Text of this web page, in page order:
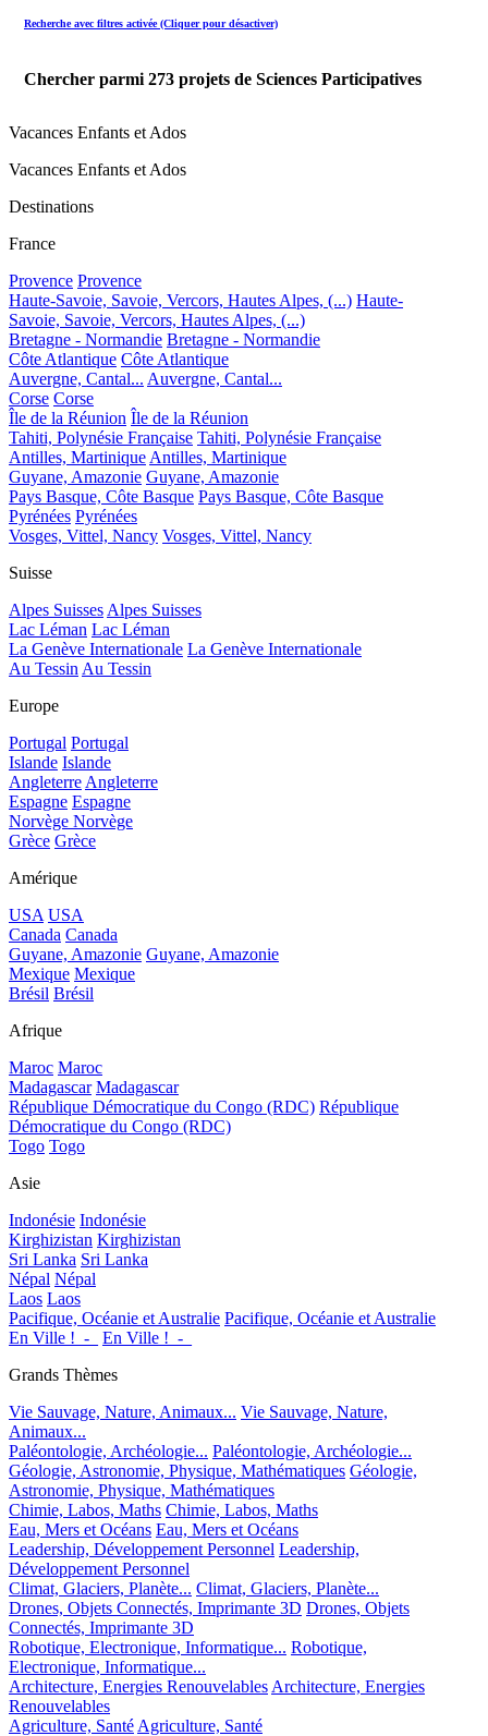
Recherche avec filtres activée (Cliquer pour désactiver)
Chercher parmi 273 projets de Sciences Participatives
Vacances Enfants et Ados
Vacances Enfants et Ados
Destinations
France
Provence Provence
Haute-Savoie, Savoie, Vercors, Hautes Alpes, (...) Haute-
Savoie, Savoie, Vercors, Hautes Alpes, (...)
Bretagne - Normandie Bretagne - Normandie
Côte Atlantique Côte Atlantique
Auvergne, Cantal... Auvergne, Cantal...
Corse Corse
Île de la Réunion Île de la Réunion
Tahiti, Polynésie Française Tahiti, Polynésie Française
Antilles, Martinique Antilles, Martinique
Guyane, Amazonie Guyane, Amazonie
Pays Basque, Côte Basque Pays Basque, Côte Basque
Pyrénées Pyrénées
Vosges, Vittel, Nancy Vosges, Vittel, Nancy
Suisse
Alpes Suisses Alpes Suisses
Lac Léman Lac Léman
La Genève Internationale La Genève Internationale
Au Tessin Au Tessin
Europe
Portugal Portugal
Islande Islande
Angleterre Angleterre
Espagne Espagne
Norvège Norvège
Grèce Grèce
Amérique
USA USA
Canada Canada
Guyane, Amazonie Guyane, Amazonie
Mexique Mexique
Brésil Brésil
Afrique
Maroc Maroc
Madagascar Madagascar
République Démocratique du Congo (RDC) République
Démocratique du Congo (RDC)
Togo Togo
Asie
Indonésie Indonésie
Kirghizistan Kirghizistan
Sri Lanka Sri Lanka
Népal Népal
Laos Laos
Pacifique, Océanie et Australie Pacifique, Océanie et Australie
En Ville !_-_
En Ville !_-_
Grands Thèmes
Vie Sauvage, Nature, Animaux... Vie Sauvage, Nature,
Animaux...
Paléontologie, Archéologie... Paléontologie, Archéologie...
Géologie, Astronomie, Physique, Mathématiques Géologie,
Astronomie, Physique, Mathématiques
Chimie, Labos, Maths Chimie, Labos, Maths
Eau, Mers et Océans Eau, Mers et Océans
Leadership, Développement Personnel Leadership,
Développement Personnel
Climat, Glaciers, Planète... Climat, Glaciers, Planète...
Drones, Objets Connectés, Imprimante 3D Drones, Objets
Connectés, Imprimante 3D
Robotique, Electronique, Informatique... Robotique,
Electronique, Informatique...
Architecture, Energies Renouvelables Architecture, Energies
Renouvelables
Agriculture, Santé Agriculture, Santé